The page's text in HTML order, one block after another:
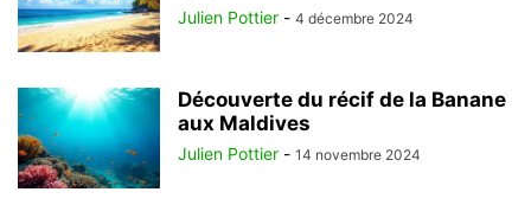
Julien Pottier - 4 décembre 2024
Découverte du récif de la Banane
aux Maldives
Julien Pottier - 14 novembre 2024